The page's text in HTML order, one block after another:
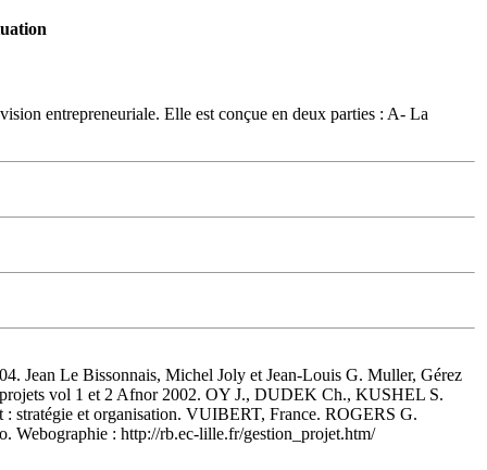
entrepreneuriale. Elle est conçue en deux parties : A- La
Jean Le Bissonnais, Michel Joly et Jean-Louis G. Muller, Gérez
vol 1 et 2 Afnor 2002. OY J., DUDEK Ch., KUSHEL S.
et organisation. VUIBERT, France. ROGERS G.
Webographie : http://rb.ec-lille.fr/gestion_projet.htm/